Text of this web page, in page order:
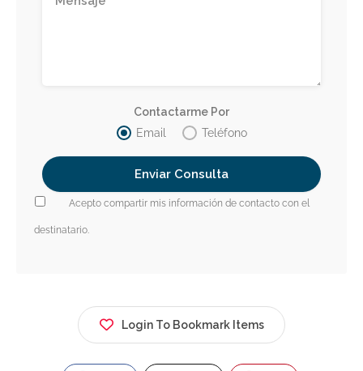
Contactarme Por
Email
Teléfono
Acepto compartir mis información de contacto con el
destinatario.
Login To Bookmark Items